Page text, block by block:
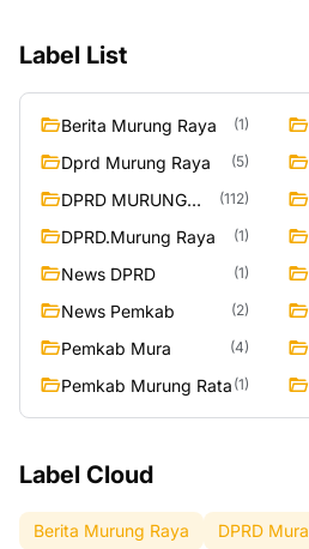
Label List
Berita Murung Raya (1)
Dprd Murung Raya (5)
DPRD MURUNG
(112)
DPRD.Murung Raya (1)
News DPRD (1)
News Pemkab (2)
Pemkab Mura (4)
Pemkab Murung Rata (1)
Label Cloud
Berita Murung Raya DPRD Mura